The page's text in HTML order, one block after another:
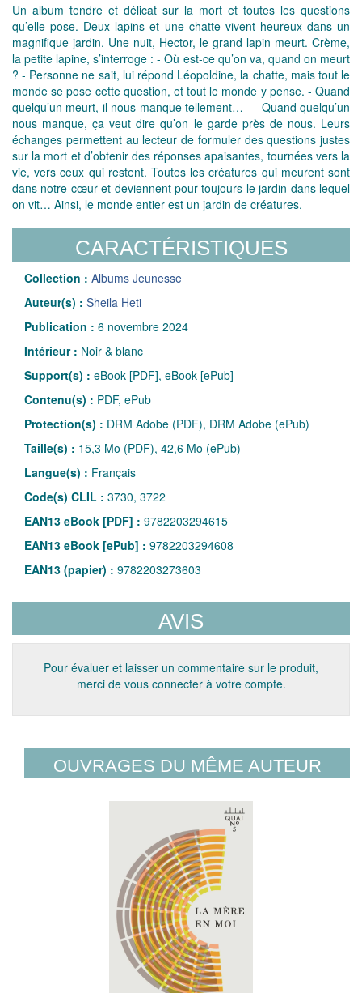
Un album tendre et délicat sur la mort et toutes les questions
qu’elle pose. Deux lapins et une chatte vivent heureux dans un
magnifique jardin. Une nuit, Hector, le grand lapin meurt. Crème,
la petite lapine, s’interroge : - Où est-ce qu’on va, quand on meurt
? - Personne ne sait, lui répond Léopoldine, la chatte, mais tout le
monde se pose cette question, et tout le monde y pense. - Quand
quelqu’un meurt, il nous manque tellement… - Quand quelqu’un
nous manque, ça veut dire qu’on le garde près de nous. Leurs
échanges permettent au lecteur de formuler des questions justes
sur la mort et d’obtenir des réponses apaisantes, tournées vers la
vie, vers ceux qui restent. Toutes les créatures qui meurent sont
dans notre cœur et deviennent pour toujours le jardin dans lequel
on vit… Ainsi, le monde entier est un jardin de créatures.
CARACTÉRISTIQUES
Collection : Albums Jeunesse
Auteur(s) : Sheila Heti
Publication : 6 novembre 2024
Intérieur : Noir & blanc
Support(s) : eBook [PDF], eBook [ePub]
Contenu(s) : PDF, ePub
Protection(s) : DRM Adobe (PDF), DRM Adobe (ePub)
Taille(s) : 15,3 Mo (PDF), 42,6 Mo (ePub)
Langue(s) : Français
Code(s) CLIL : 3730, 3722
EAN13 eBook [PDF] : 9782203294615
EAN13 eBook [ePub] : 9782203294608
EAN13 (papier) : 9782203273603
AVIS
Pour évaluer et laisser un commentaire sur le produit,
merci de vous connecter à votre compte.
OUVRAGES DU MÊME AUTEUR